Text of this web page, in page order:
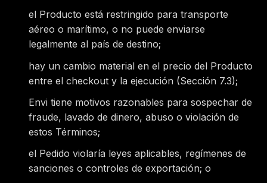
el Producto está restringido para transporte
aéreo o marítimo, o no puede enviarse
legalmente al país de destino;
hay un cambio material en el precio del Producto
entre el checkout y la ejecución (Sección 7.3);
Envi tiene motivos razonables para sospechar de
fraude, lavado de dinero, abuso o violación de
estos Términos;
el Pedido violaría leyes aplicables, regímenes de
sanciones o controles de exportación; o